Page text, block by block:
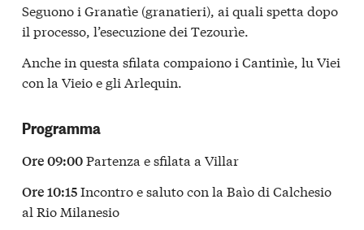
Seguono i Granatìe (granatieri), ai quali spetta dopo
il processo, l’esecuzione dei Tezourìe.
Anche in questa sfilata compaiono i Cantinìe, lu Viei
con la Vieio e gli Arlequin.
Programma
Ore 09:00Partenza e sfilata a Villar
Ore 10:15Incontro e saluto con la Baìo di Calchesio
al Rio Milanesio